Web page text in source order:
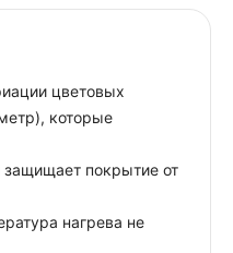
цветовых
которые
покрытие от
нагрева не